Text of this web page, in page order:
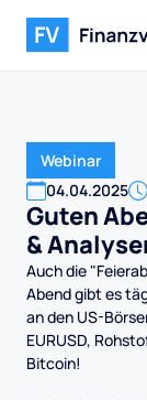
Webinar
04.04.2025
Guten
&
Auch die
Abend gibt es
an den US-
EURUSD,
Bitcoin!